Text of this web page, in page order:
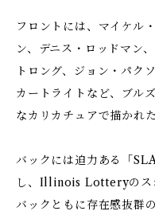
フロントには、マイケル
ン、デニス・ロッドマン
トロング、ジョン・パク
カートライトなど、ブル
なカリカチュアで描かれ
バックには迫力ある「
し、Illinois Lotteryのス
バックともに存在感抜群の